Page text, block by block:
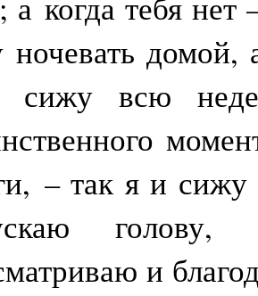
ночевать
сижу всю
– так я и сижу
и